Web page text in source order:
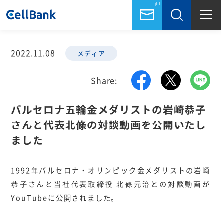
2022.11.08 メディア
Share:
バルセロナ五輪金メダリストの岩崎恭子
さんと代表北條の対談動画を公開いたし
ました
1992年バルセロナ・オリンピック金メダリストの岩崎
恭子さんと当社代表取締役 北條元治との対談動画が
YouTubeに公開されました。